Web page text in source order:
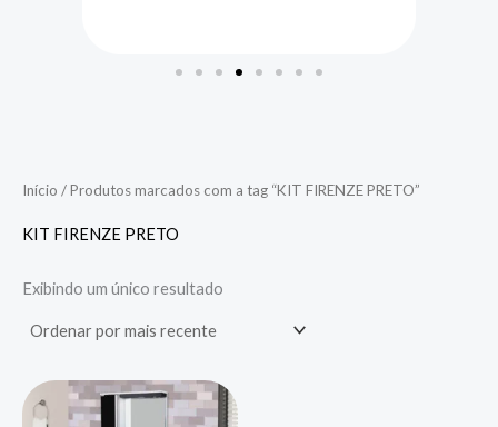
Início / Produtos marcados com a tag “KIT FIRENZE PRETO”
KIT FIRENZE PRETO
Exibindo um único resultado